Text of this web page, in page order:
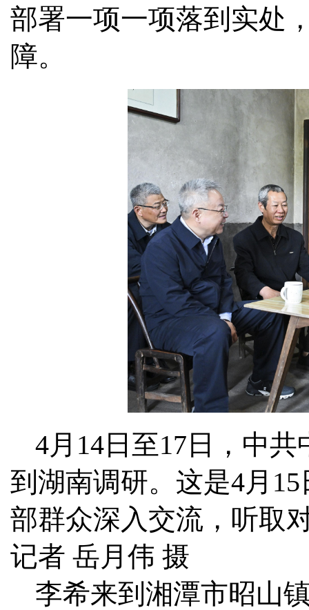
部署一项一项落到实处
障。
4月14日至17日，中
到湖南调研。这是4月
部群众深入交流，听取
记者 岳月伟 摄
李希来到湘潭市昭山